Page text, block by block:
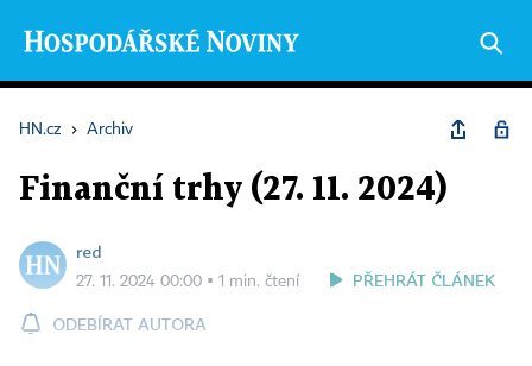
HN.cz › Archiv
Finanční trhy (27. 11. 2024)
red
27. 11. 2024 00:00 ▪ 1 min. čtení PŘEHRÁT ČLÁNEK
ODEBÍRAT AUTORA